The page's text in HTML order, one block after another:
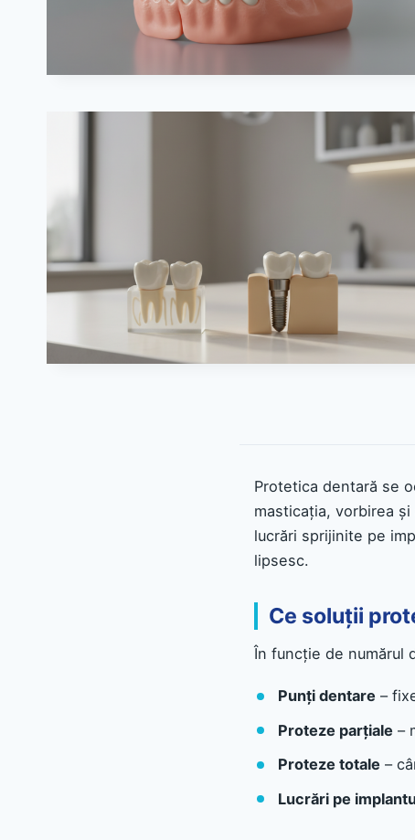
Protetica dentară se
masticația, vorbirea
lucrări sprijinite pe
lipsesc.
Ce soluții
În funcție de numărul
Punți dentare –
Proteze parțiale –
Proteze totale –
Lucrări pe